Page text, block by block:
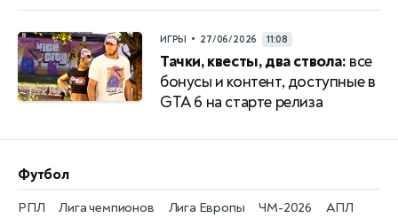
ИГРЫ • 27/06/2026 11:08
Тачки, квесты, два ствола: все
бонусы и контент, доступные в
GTA 6 на старте релиза
Футбол
РПЛ Лига чемпионов Лига Европы ЧМ-2026 АПЛ